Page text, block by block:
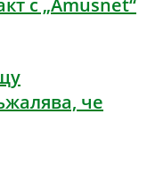
с „Amusnet“
че